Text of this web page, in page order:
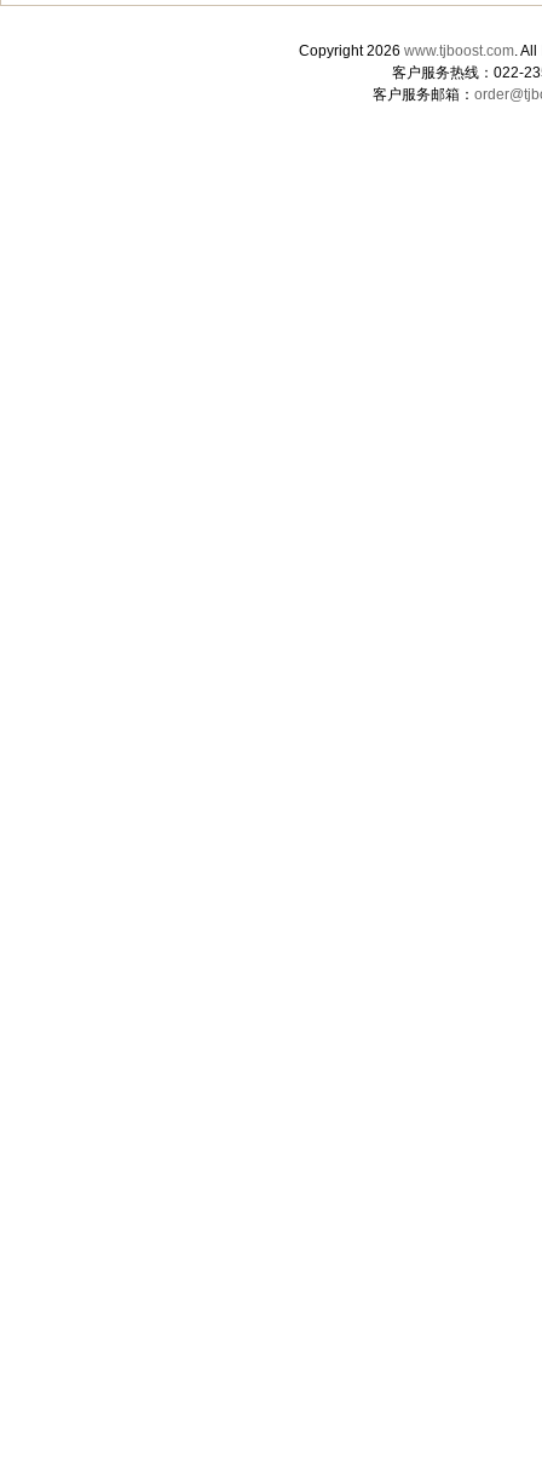
Copyright 2026 www.tjboost.com.
客户服务热线：022-
客户服务邮箱：